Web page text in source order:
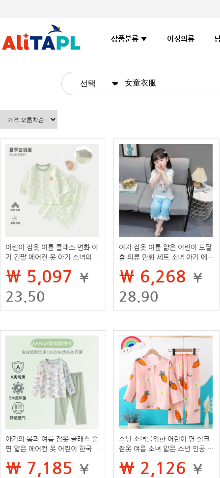
상품분류 ▼ 여성의류
어린이 잠옷 여름 클래스 면화 아
기 긴팔 에어컨 옷 아기 소녀의 분
₩ 5,097 ¥
23.50
여자 잠옷 여름 얇은 어린이 모달
홈 의류 만화 세트 소녀 아기 에어
₩ 6,268 ¥
28.90
아기의 봄과 여름 잠옷 클래스 순
면 얇은 에어컨 옷 어린이 한국 스
세트
₩ 7,185 ¥
소년 소녀를위한 어린이 면 실크
잠옷 여름 소녀 얇은 소년 인공 면
₩ 2,126 ¥